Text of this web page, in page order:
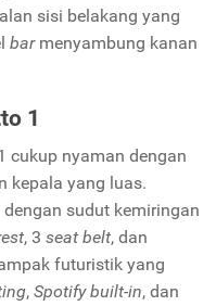
sisi belakang yang
barmenyambung kanan
1
cukup nyaman dengan
kepala yang luas.
sudut kemiringan
, 3 seat belt, dan
futuristik yang
, Spotify built-in, dan